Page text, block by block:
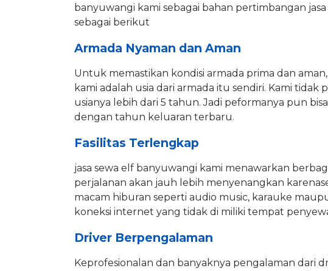
banyuwangi kami sebagai bahan pertimbangan
sebagai berikut
Armada Nyaman dan Aman
Untuk memastikan kondisi armada prima dan
kami adalah usia dari armada itu sendiri. Kami
usianya lebih dari 5 tahun. Jadi peformanya pun
dengan tahun keluaran terbaru.
Fasilitas Terlengkap
jasa sewa elf banyuwangi kami menawarkan
perjalanan akan jauh lebih menyenangkan
macam hiburan seperti audio music, karauke
koneksi internet yang tidak di miliki tempat
Driver Berpengalaman
Keprofesionalan dan banyaknya pengalaman dari